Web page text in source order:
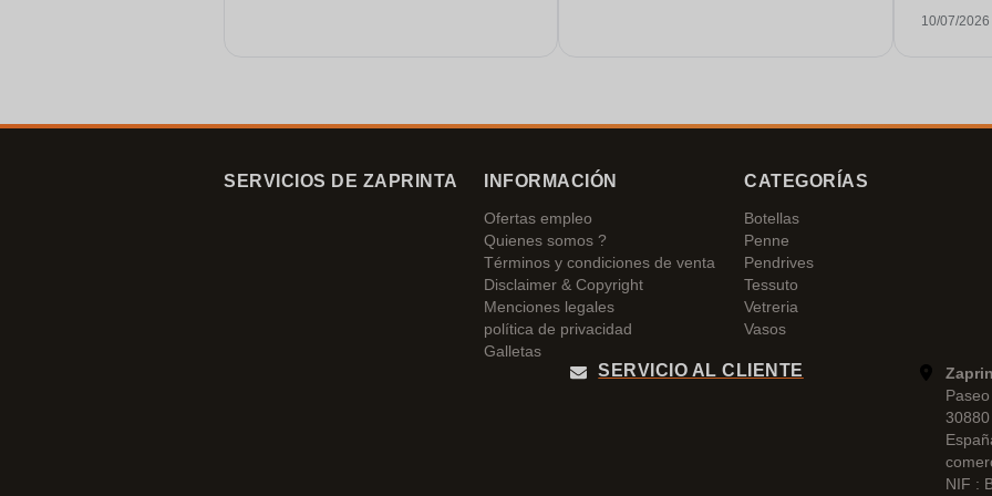
todas las
10/07/2026
SERVICIOS DE ZAPRINTA INFORMACIÓN
Ofertas empleo
Quienes somos ?
Términos y condiciones de venta
Disclaimer & Copyright
Menciones legales
política de privacidad
Galletas
CATEGORÍAS
Botellas
Penne
Pendrives
Tessuto
Vetreria
Vasos
SERVICIO AL CLIENTE
NIF :